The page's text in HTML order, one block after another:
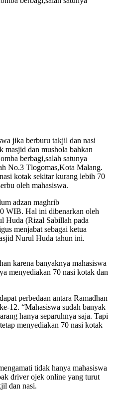
jika berburu takjil dan nasi
masjid dan mushola bahkan
berbagi,salah satunya
No.3 Tlogomas,Kota Malang.
kotak sekitar kurang lebih 70
oleh mahasiswa.
adzan maghrib
WIB. Hal ini dibenarkan oleh
Huda (Rizal Sabillah pada
menjabat sebagai ketua
Nurul Huda tahun ini.
karena banyaknya mahasiswa
menyediakan 70 nasi kotak dan
perbedaan antara Ramadhan
12. “Mahasiswa sudah banyak
hanya separuhnya saja. Tapi
menyediakan 70 nasi kotak
tidak hanya mahasiswa
driver ojek online yang turut
dan nasi.